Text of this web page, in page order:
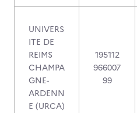
UNIVERS
ITE DE
REIMS
CHAMPA
GNE-
ARDENN
E (URCA)
195112
966007
99